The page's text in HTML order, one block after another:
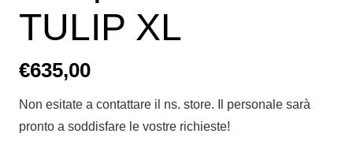
TULIP XL
€635,00
Non esitate a contattare il ns. store. Il personale sarà
pronto a soddisfare le vostre richieste!